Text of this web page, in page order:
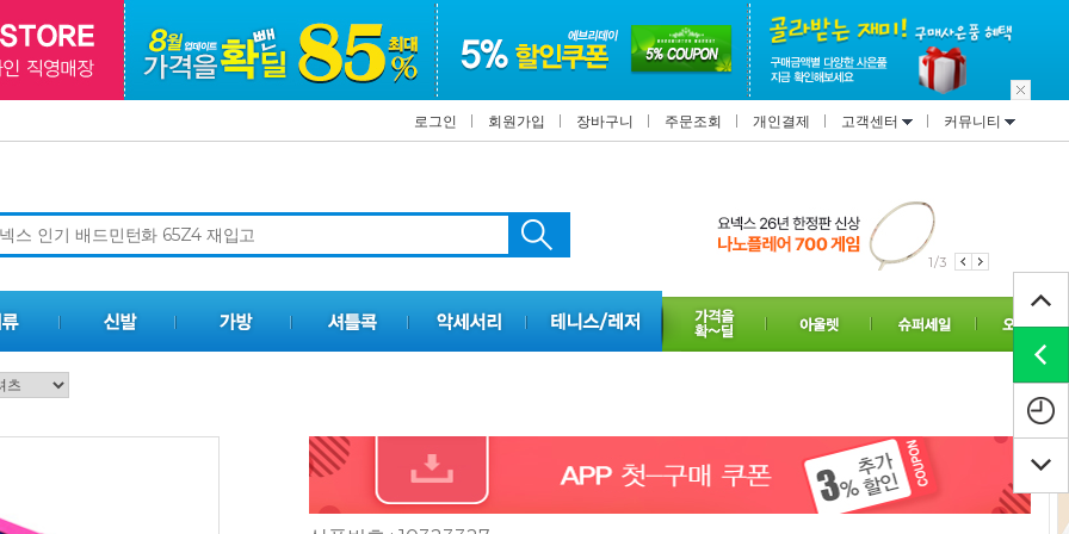
로그인 회원가입 장바구니 주문조회 개인결제 고객센터 커뮤니티
1/3